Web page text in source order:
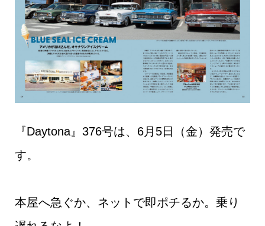
『Daytona』376号は、6月5日（金）発売で
す。
本屋へ急ぐか、ネットで即ポチるか。乗り